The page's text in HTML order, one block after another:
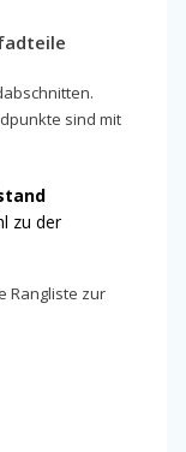
sind mit
zu der
Rangliste zur